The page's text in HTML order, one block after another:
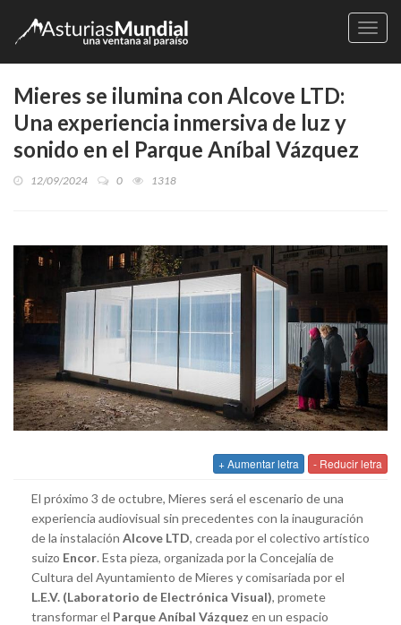
Mieres se ilumina con Alcove LTD:
Una experiencia inmersiva de luz y
sonido en el Parque Aníbal Vázquez
12/09/2024 0 1318
+ Aumentar letra - Reducir letra
El próximo 3 de octubre, Mieres será el escenario de una
experiencia audiovisual sin precedentes con la inauguración
de la instalación Alcove LTD, creada por el colectivo artístico
suizo Encor. Esta pieza, organizada por la Concejalía de
Cultura del Ayuntamiento de Mieres y comisariada por el
L.E.V. (Laboratorio de Electrónica Visual), promete
transformar el Parque Aníbal Vázquez en un espacio